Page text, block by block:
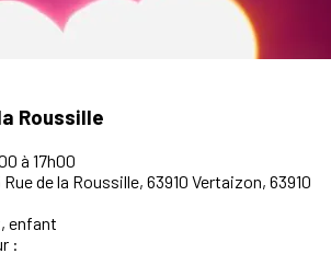
Roussille
à 17h00
de la Roussille, 63910 Vertaizon, 63910
enfant
: